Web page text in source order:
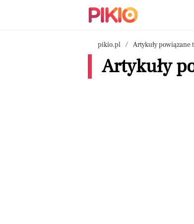
pikio.pl Artykuły powiązane
Artykuły